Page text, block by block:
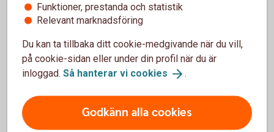
erbjudande?
Kurser och
marknadsinformation
Den svenska marknaden.
Funktioner, prestanda och statistik
Relevant marknadsföring
Du kan ta tillbaka ditt cookie-medgivande när du vill,
på cookie-sidan eller under din profil när du är
inloggad. Så hanterar vi cookies .
Godkänn alla cookies